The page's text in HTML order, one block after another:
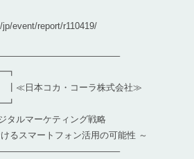
event/report/r110419/
コカ・コーラ株式会社≫
タルマーケティング戦略
るスマートフォン活用の可能性 ～